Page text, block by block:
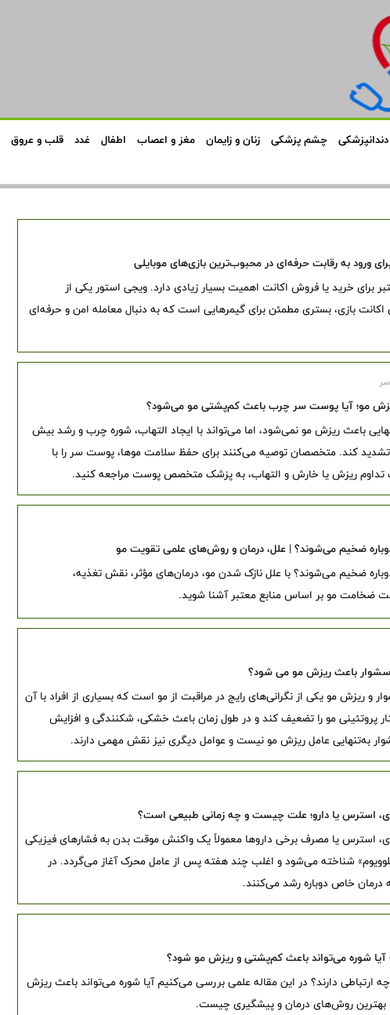
دندانپزشکی چشم پزشکی زنان و زایمان مغز و اعصاب اطفال غدد قلب و عروق
ورود به رقابت حرفه‌ای در محبوب‌ترین بازی‌های موبایلی
برای خرید یا فروش اکانت اهمیت بسیار زیادی دارد. ویجی استور یکی از
بازی، بستری مطمئن برای گیمرهایی است که به دنبال معامله امن و حرفه‌ای
مو؛ آیا پوست سر چرب باعث کم‌پشتی مو می‌شود؟
باعث ریزش مو نمی‌شود، اما می‌تواند با ایجاد التهاب، شوره چرب و رشد بیش
کند. متخصصان توصیه می‌کنند برای حفظ سلامت موها، پوست سر را با
تداوم ریزش یا خارش و التهاب، به پزشک متخصص پوست مراجعه کنید.
ضخیم می‌شوند؟ | علل، درمان و روش‌های علمی تقویت مو
ضخیم می‌شوند؟ با علل نازک شدن مو، درمان‌های مؤثر، نقش تغذیه،
سشوار باعث ریزش مو می شود؟
و ریزش مو یکی از نگرانی‌های رایج در مراقبت از مو است که بسیاری از افراد با آن
پروتئینی مو را تضعیف کند و در طول زمان باعث خشکی، شکنندگی و افزایش
به‌تنهایی عامل ریزش مو نیست و عوامل دیگری نیز نقش مهمی دارند.
استرس یا دارو؛ علت چیست و چه زمانی طبیعی است؟
استرس یا مصرف برخی داروها معمولاً یک واکنش موقت بدن به فشارهای فیزیکی
شناخته می‌شود و اغلب چند هفته پس از عامل محرک آغاز می‌گردد. در
درمان خاص دوباره رشد می‌کنند.
شوره می‌تواند باعث کم‌پشتی و ریزش مو شود؟
ارتباطی دارند؟ در این مقاله علمی بررسی می‌کنیم آیا شوره می‌تواند باعث ریزش
بهترین روش‌های درمان و پیشگیری چیست.